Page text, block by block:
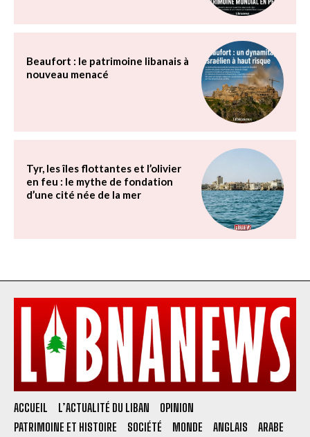
Beaufort : le patrimoine libanais à
nouveau menacé
Tyr, les îles flottantes et l’olivier
en feu : le mythe de fondation
d’une cité née de la mer
ACCUEIL L’ACTUALITÉ DU LIBAN
OPINION
PATRIMOINE ET HISTOIRE
SOCIÉTÉ MONDE ANGLAIS ARABE